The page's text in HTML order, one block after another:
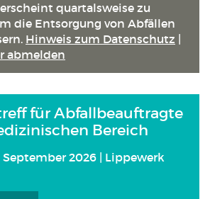
quartals­weise zu
die Entsorgung von Abfällen
Hinweis zum Datenschutz
abmelden
für Abfallbeauftragte
Bereich
September 2026 | Lippewerk